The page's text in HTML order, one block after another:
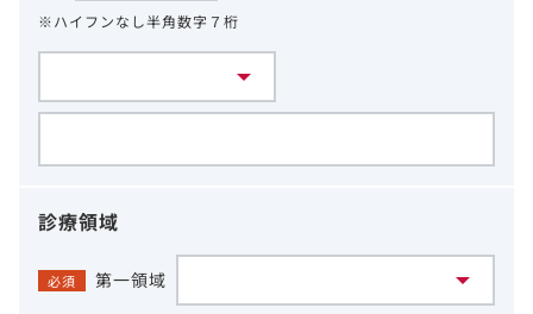
※ハイフンなし半角数字７桁
診療領域
必須 第一領域